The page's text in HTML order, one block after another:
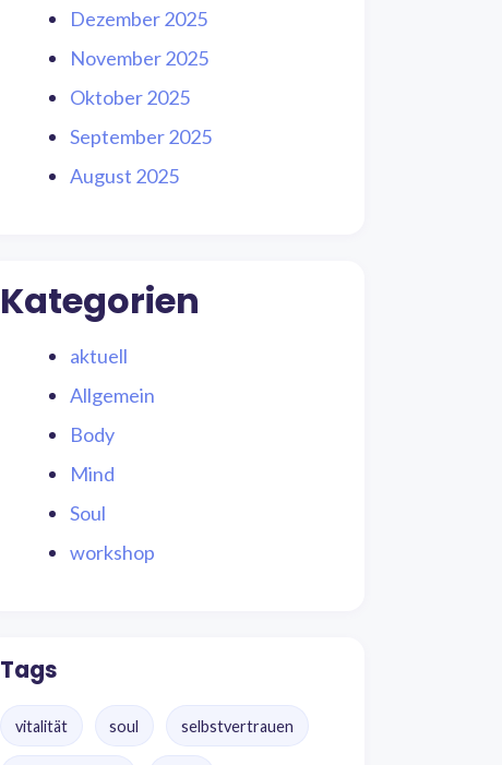
Dezember 2025
November 2025
Oktober 2025
September 2025
August 2025
Kategorien
aktuell
Allgemein
Body
Mind
Soul
workshop
Tags
vitalität soul selbstvertrauen